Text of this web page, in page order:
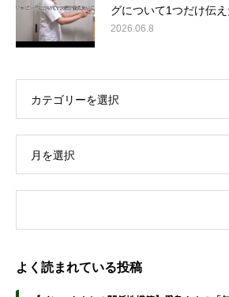
グについて1つだけ伝え
2026.06.8
カテゴリーを選択
月を選択
よく読まれている投稿